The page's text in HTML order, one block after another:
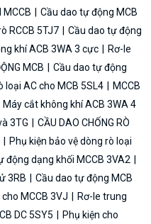
MCCB
Cầu dao tự động MCB
RCCB 5TJ7
Cầu dao tự động
khí ACB 3WA 3 cực
Rơ-le
MCB
Cầu dao tự động
loại AC cho MCB 5SL4
MCCB
Máy cắt không khí ACB 3WA 4
3TG
CẦU DAO CHỐNG RÒ
Phụ kiện bảo vệ dòng rò loại
động dạng khối MCCB 3VA2
3RB
Cầu dao tự động MCB
cho MCCB 3VJ
Rơ-le trung
DC 5SY5
Phụ kiện cho